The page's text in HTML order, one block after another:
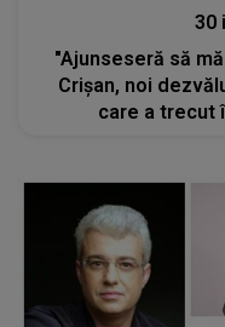
30
"Ajunseseră să
Crișan, noi
care a trecut